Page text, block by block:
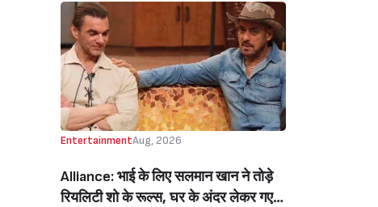
हंसती-ठहाका लगाती काजोल पर लुटाया प्यार
(My Best Joke Has Had The Same
Audience’ Ajay Devgn’s Heartfelt
Birthday Wish Melts Kajol’s Fans)
EntertainmentAug, 2026
Alliance: भाई के लिए सलमान खान ने तोड़े
रियलिटी शो के रूल्स, घर के अंदर लेकर गए